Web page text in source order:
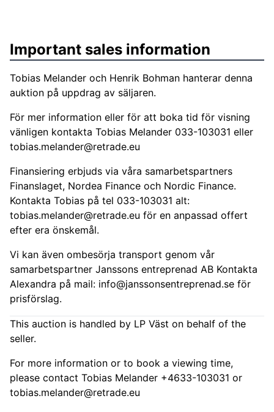
Important sales information
Tobias Melander och Henrik Bohman hanterar denna
auktion på uppdrag av säljaren.
För mer information eller för att boka tid för visning
vänligen kontakta Tobias Melander 033-103031 eller
tobias.melander@retrade.eu
Finansiering erbjuds via våra samarbetspartners
Finanslaget, Nordea Finance och Nordic Finance.
Kontakta Tobias på tel 033-103031 alt:
tobias.melander@retrade.eu för en anpassad offert
efter era önskemål.
Vi kan även ombesörja transport genom vår
samarbetspartner Janssons entreprenad AB Kontakta
Alexandra på mail: info@janssonsentreprenad.se för
prisförslag.
This auction is handled by LP Väst on behalf of the
seller.
For more information or to book a viewing time,
please contact Tobias Melander +4633-103031 or
tobias.melander@retrade.eu